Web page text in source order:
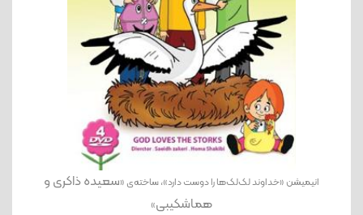
انیمیشن «خداوند لک‌لک‌ها را دوست دارد»، ساخته‌ی «سعیده ذاکری و
هماشکیبی»